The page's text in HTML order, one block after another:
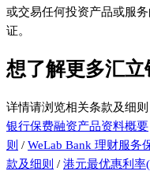
或交易任何投资产品或服
证。
想了解更多汇立
详情请浏览相关条款及细则
银行保费融资产品资料概要
则 / WeLab Bank 理财服务
款及细则 / 港元最优惠利率